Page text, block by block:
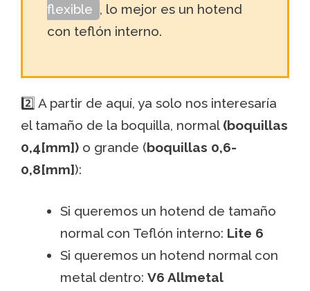
flexible , lo mejor es un hotend
con teflón interno.
2️⃣ A partir de aquí, ya solo nos interesaría
el tamaño de la boquilla, normal (boquillas
0,4[mm]) o grande (boquillas 0,6-
0,8[mm]):
Si queremos un hotend de tamaño
normal con Teflón interno: Lite 6
Si queremos un hotend normal con
metal dentro: V6 Allmetal